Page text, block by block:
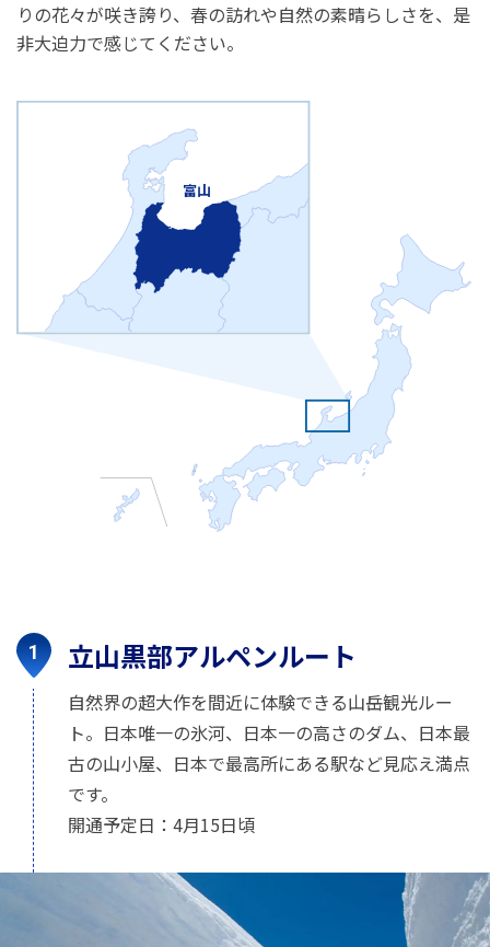
りの花々が咲き誇り、春の訪れや自然の素晴らしさを、是
非大迫力で感じてください。
富山
立山黒部アルペンルート
自然界の超大作を間近に体験できる山岳観光ルー
ト。日本唯一の氷河、日本一の高さのダム、日本最
古の山小屋、日本で最高所にある駅など見応え満点
です。
開通予定日：4月15日頃